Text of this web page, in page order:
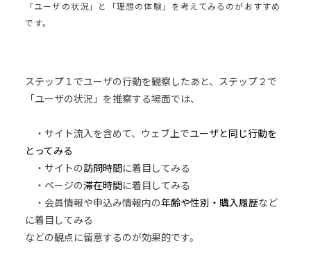
「ユーザの状況」と「理想の体験」を考えてみるのがおすすめ
です。
ステップ１でユーザの行動を観察したあと、ステップ２で
「ユーザの状況」を推察する場面では、
・サイト流入を含めて、ウェブ上でユーザと同じ行動を
とってみる
・サイトの訪問時間に着目してみる
・ページの滞在時間に着目してみる
・会員情報や申込み情報内の年齢や性別・購入履歴など
に着目してみる
などの観点に留意するのが効果的です。